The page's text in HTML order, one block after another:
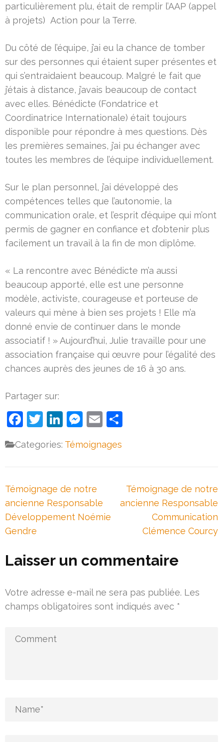
particulièrement plu, était de remplir l’AAP (appel
à projets) Action pour la Terre.
Du côté de l’équipe, j’ai eu la chance de tomber
sur des personnes qui étaient super présentes et
qui s’entraidaient beaucoup. Malgré le fait que
j’étais à distance, j’avais beaucoup de contact
avec elles. Bénédicte (Fondatrice et
Coordinatrice Internationale) était toujours
disponible pour répondre à mes questions. Dès
les premières semaines, j’ai pu échanger avec
toutes les membres de l’équipe individuellement.
Sur le plan personnel, j’ai développé des
compétences telles que l’autonomie, la
communication orale, et l’esprit d’équipe qui m’ont
permis de gagner en confiance et d’obtenir plus
facilement un travail à la fin de mon diplôme.
« La rencontre avec Bénédicte m’a aussi
beaucoup apporté, elle est une personne
modèle, activiste, courageuse et porteuse de
valeurs qui mène à bien ses projets ! Elle m’a
donné envie de continuer dans le monde
associatif ! » Aujourd’hui, Julie travaille pour une
association française qui œuvre pour l’égalité des
chances auprès des jeunes de 16 à 30 ans.
Partager sur:
Facebook
Twitter
LinkedIn
Messenger
Email
Categories: Témoignages
Navigation
de
l’article
Témoignage de notre
ancienne Responsable
Développement Noémie
Gendre
Témoignage de notre
ancienne Responsable
Communication
Clémence Courcy
Laisser un commentaire
Votre adresse e-mail ne sera pas publiée. Les
champs obligatoires sont indiqués avec *